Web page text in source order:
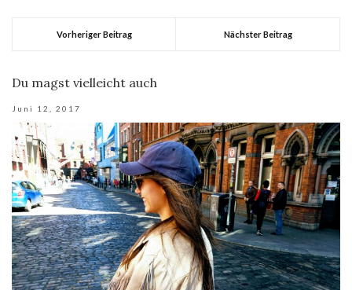
Vorheriger Beitrag Nächster Beitrag
Du magst vielleicht auch
Juni 12, 2017